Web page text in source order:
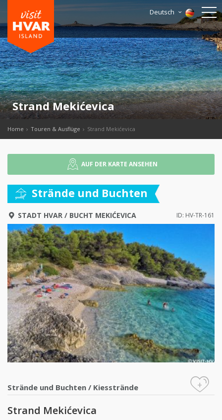
Deutsch
Strand Mekićevica
Home Touren & Ausflüge Strand Mekićevica
AUF DER KARTE ANSEHEN
Strände und Buchten
STADT HVAR/ BUCHT MEKIĆEVICA ID: HV-TR-161
Strände und Buchten / Kiesstrände +
Strand Mekićevica